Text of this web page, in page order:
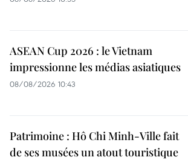
ASEAN Cup 2026 : le Vietnam
impressionne les médias asiatiques
08/08/2026 10:43
Patrimoine : Hô Chi Minh-Ville fait
de ses musées un atout touristique